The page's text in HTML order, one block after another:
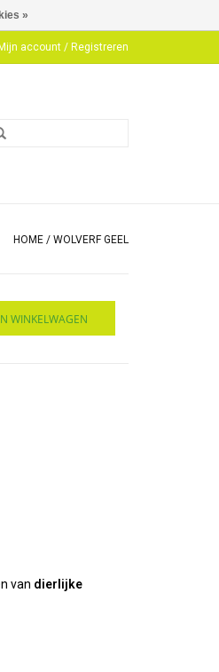
Mijn account / Registreren
HOME / WOLVERF GEEL
WINKELWAGEN
van dierlijke
»